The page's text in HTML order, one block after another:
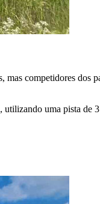
mas competidores dos
utilizando uma pista de